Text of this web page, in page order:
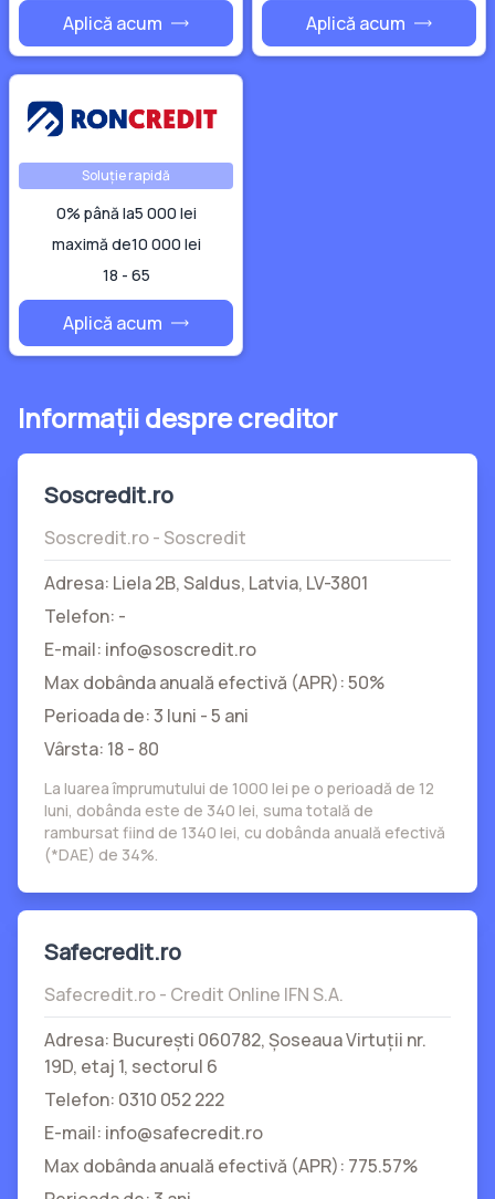
Aplică acum Aplică acum
Soluție rapidă
0% până la5 000 lei
maximă de10 000 lei
18 - 65
Aplică acum
Informații despre creditor
Soscredit.ro
Soscredit.ro - Soscredit
Adresa: Liela 2B, Saldus, Latvia, LV-3801
Telefon: -
E-mail: info@soscredit.ro
Max dobânda anuală efectivă (APR): 50%
Perioada de: 3 luni - 5 ani
Vârsta: 18 - 80
La luarea împrumutului de 1000 lei pe o perioadă de 12
luni, dobânda este de 340 lei, suma totală de
rambursat fiind de 1340 lei, cu dobânda anuală efectivă
(*DAE) de 34%.
Safecredit.ro
Safecredit.ro - Credit Online IFN S.A.
Adresa: București 060782, Şoseaua Virtuții nr.
19D, etaj 1, sectorul 6
Telefon: 0310 052 222
E-mail: info@safecredit.ro
Max dobânda anuală efectivă (APR): 775.57%